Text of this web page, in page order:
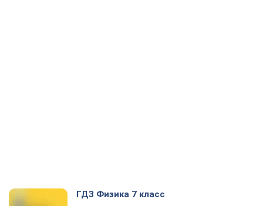
ГДЗ Физика 7 класс